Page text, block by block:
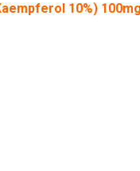
10%) 100mg